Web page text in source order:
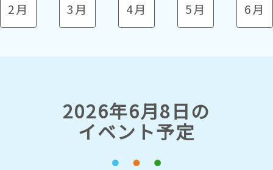
2月 3月 4月 5月 6月
2026年6月8日の
イベント予定